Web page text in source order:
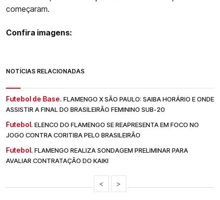
começaram.
Confira imagens:
NOTÍCIAS RELACIONADAS
Futebol de Base. FLAMENGO X SÃO PAULO: SAIBA HORÁRIO E ONDE
ASSISTIR A FINAL DO BRASILEIRÃO FEMININO SUB-20
Futebol. ELENCO DO FLAMENGO SE REAPRESENTA EM FOCO NO
JOGO CONTRA CORITIBA PELO BRASILEIRÃO
Futebol. FLAMENGO REALIZA SONDAGEM PRELIMINAR PARA
AVALIAR CONTRATAÇÃO DO KAIKI
< >